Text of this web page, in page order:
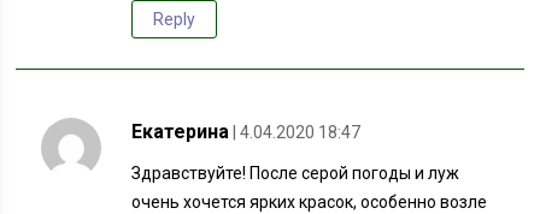
Reply
Екатерина | 4.04.2020 18:47
Здравствуйте! После серой погоды и луж
очень хочется ярких красок, особенно возле